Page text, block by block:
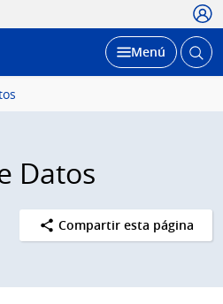
Desplegar
Menú Abrir
Datos
Compartir esta página